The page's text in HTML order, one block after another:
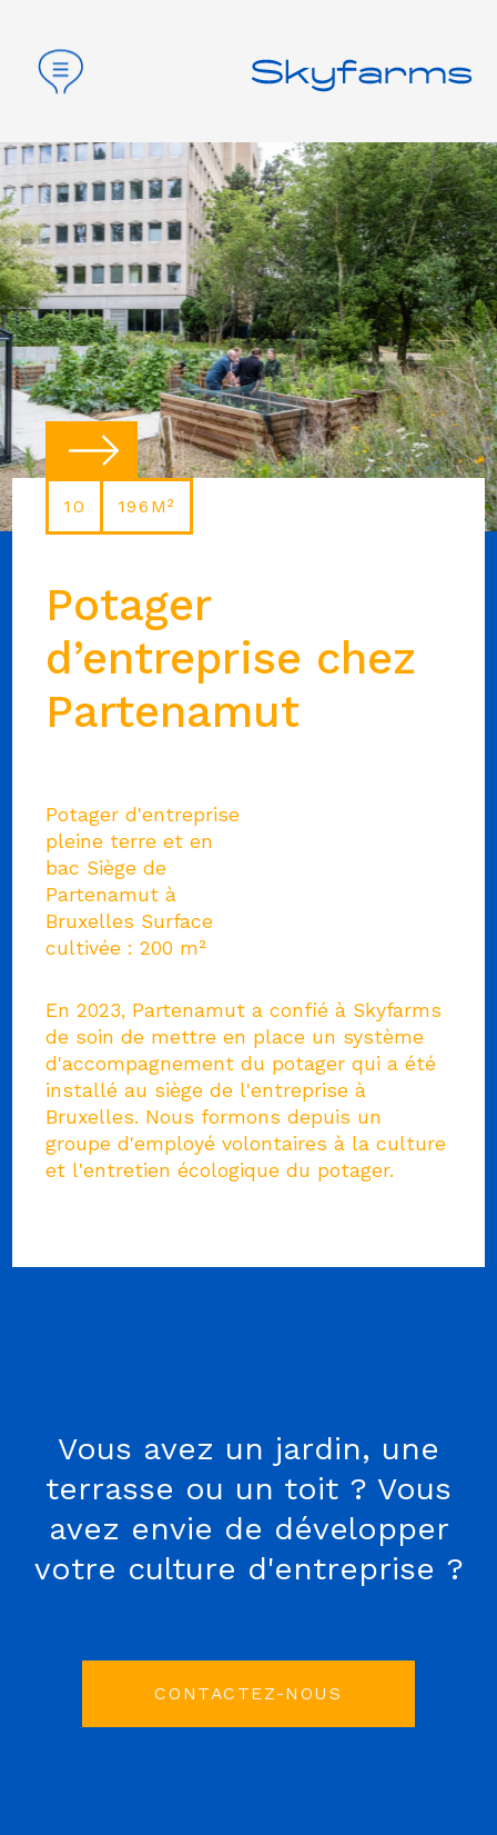
Potager
d’entreprise chez
Partenamut
10 196M²
Potager d'entreprise
pleine terre et en
bac Siège de
Partenamut à
Bruxelles Surface
cultivée : 200 m²
En 2023, Partenamut a confié à Skyfarms
de soin de mettre en place un système
d'accompagnement du potager qui a été
installé au siège de l'entreprise à
Bruxelles. Nous formons depuis un
groupe d'employé volontaires à la culture
et l'entretien écologique du potager.
Vous avez un jardin, une
terrasse ou un toit ? Vous
avez envie de développer
votre culture d'entreprise ?
CONTACTEZ-NOUS
Accueil
Entreprises
Secteur public
Partenaires
Contact